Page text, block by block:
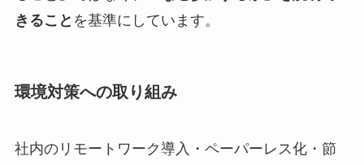
きること を基準にしています。
環境対策への取り組み
社内のリモートワーク導入・ペーパーレス化・節